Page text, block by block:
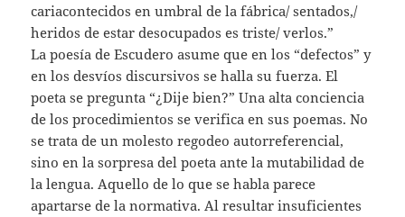
cariacontecidos en umbral de la fábrica/ sentados,/
heridos de estar desocupados es triste/ verlos.”
La poesía de Escudero asume que en los “defectos” y
en los desvíos discursivos se halla su fuerza. El
poeta se pregunta “¿Dije bien?” Una alta conciencia
de los procedimientos se verifica en sus poemas. No
se trata de un molesto regodeo autorreferencial,
sino en la sorpresa del poeta ante la mutabilidad de
la lengua. Aquello de lo que se habla parece
apartarse de la normativa. Al resultar insuficientes